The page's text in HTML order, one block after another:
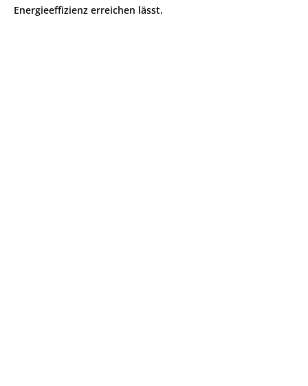
Energieeffizienz erreichen lässt.